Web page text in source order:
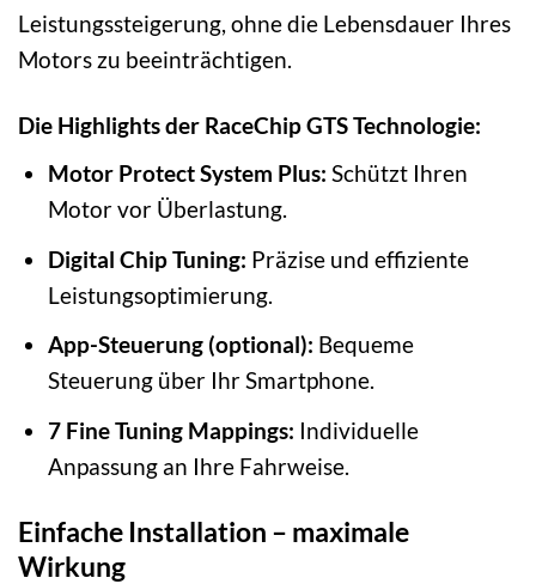
Leistungssteigerung, ohne die Lebensdauer Ihres
Motors zu beeinträchtigen.
Die Highlights der RaceChip GTS Technologie:
Motor Protect System Plus: Schützt Ihren
Motor vor Überlastung.
Digital Chip Tuning: Präzise und effiziente
Leistungsoptimierung.
App-Steuerung (optional): Bequeme
Steuerung über Ihr Smartphone.
7 Fine Tuning Mappings: Individuelle
Anpassung an Ihre Fahrweise.
Einfache Installation – maximale
Wirkung